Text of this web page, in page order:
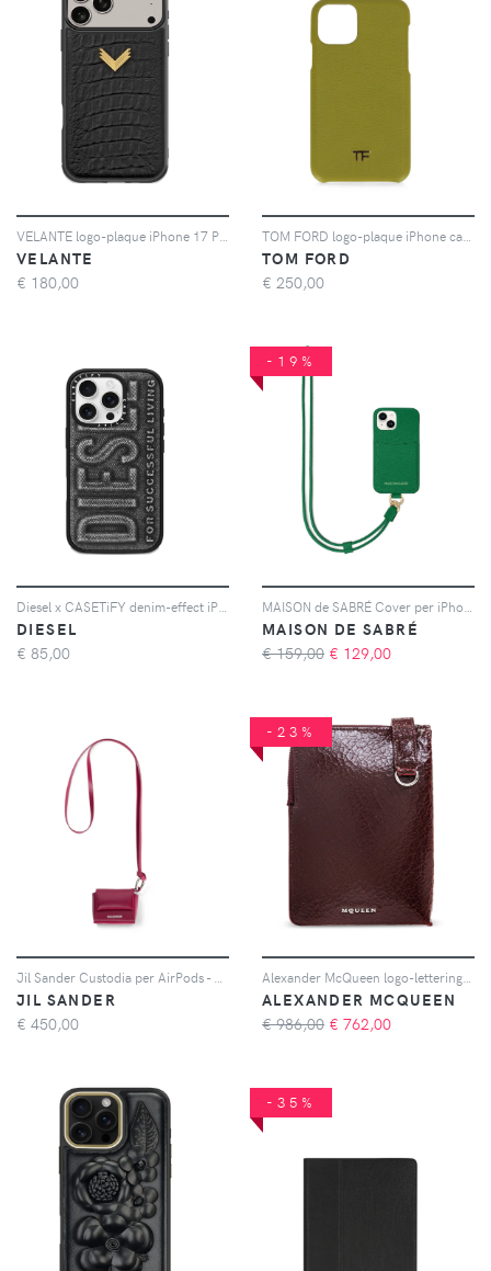
VELANTE
€ 180,00
TOM FORD
€ 250,00
DIESEL
€ 85,00
-19%
MAISON DE SABRÉ
€ 159,00 € 129,00
JIL SANDER
€ 450,00
-23%
ALEXANDER MCQUEEN
€ 986,00 € 762,00
-35%